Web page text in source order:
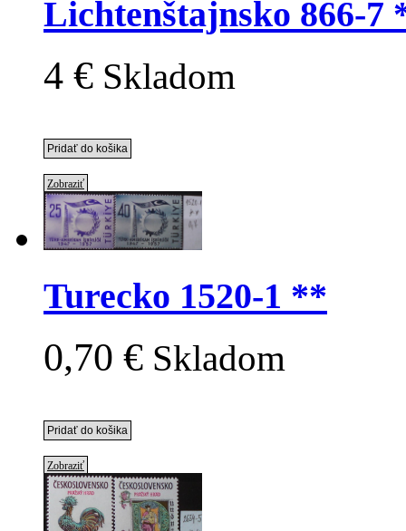
Lichtenštajnsko 866-7
4 € Skladom
Zobraziť
Turecko 1520-1 **
0,70 € Skladom
Zobraziť